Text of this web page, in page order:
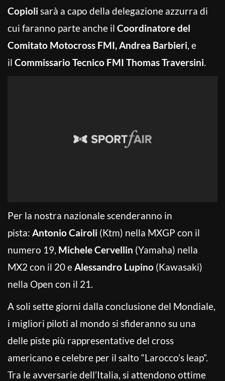
Copioli sarà a capo della delegazione azzurra di
cui faranno parte anche il Coordinatore del
Comitato Motocross FMI, Andrea Barbieri, e
il Commissario Tecnico FMI Thomas Traversini.
Per la nostra nazionale scenderanno in
pista: Antonio Cairoli (Ktm) nella MXGP con il
numero 19, Michele Cervellin (Yamaha) nella
MX2 con il 20 eAlessandro Lupino (Kawasaki)
nella Open con il 21.
A soli sette giorni dalla conclusione del Mondiale,
i migliori piloti al mondo si sfideranno su una
delle piste più rappresentative del cross
americano e celebre per il salto “Larocco’s leap”.
Tra le avversarie dell’Italia, si attendono ottime